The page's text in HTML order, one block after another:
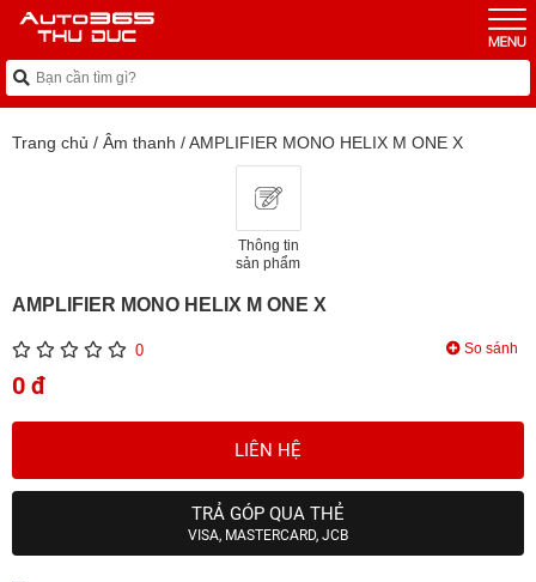
Trang chủ / Âm thanh /AMPLIFIER MONO HELIX M ONE X
Thông tin
sản phẩm
AMPLIFIER MONO HELIX M ONE X
0 So sánh
0 đ
LIÊN HỆ
TRẢ GÓP QUA THẺ
VISA, MASTERCARD, JCB